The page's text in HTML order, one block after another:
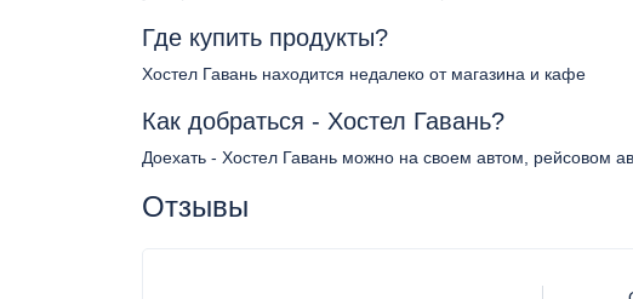
Где купить продукты?
Хостел Гавань находится недалеко от магазина и кафе
Как добраться - Хостел Гавань?
Доехать - Хостел Гавань можно на своем автом, рейсовом
Отзывы